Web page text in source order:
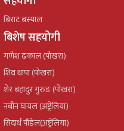
बिराट बस्याल
बिशेष सहयोगी
गणेश ढकाल (पोखरा)
शिव थापा (पोखरा)
शेर बहादुर गुरुङ (पोखरा)
नबीन घायल (अष्ट्रेलिया)
सिदार्थ पौडेल(अष्ट्रेलिया)